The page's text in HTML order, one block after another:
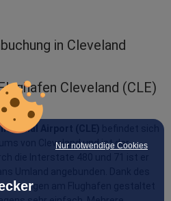
Nur notwendige Cookies
in Cleveland
Cleveland (CLE)
Airport (CLE)
von Cleveland und ist der
die Interstate 480 und 71 ist er
am Flughafen gestaltet